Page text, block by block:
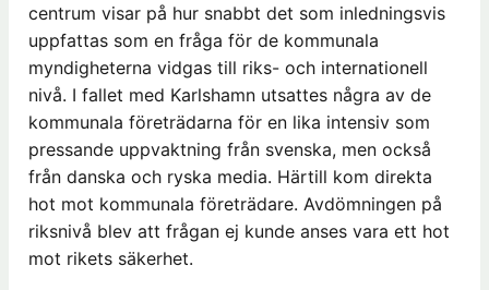
centrum visar på hur snabbt det som inledningsvis
uppfattas som en fråga för de kommunala
myndigheterna vidgas till riks- och internationell
nivå. I fallet med Karlshamn utsattes några av de
kommunala företrädarna för en lika intensiv som
pressande uppvaktning från svenska, men också
från danska och ryska media. Härtill kom direkta
hot mot kommunala företrädare. Avdömningen på
riksnivå blev att frågan ej kunde anses vara ett hot
mot rikets säkerhet.